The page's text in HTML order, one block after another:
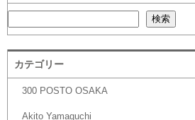
検索
カテゴリー
300 POSTO OSAKA
Akito Yamaguchi